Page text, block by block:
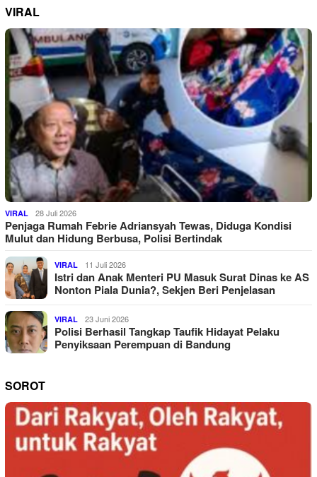
VIRAL
VIRAL 28 Juli 2026
Penjaga Rumah Febrie Adriansyah Tewas, Diduga Kondisi
Mulut dan Hidung Berbusa, Polisi Bertindak
VIRAL 11 Juli 2026
Istri dan Anak Menteri PU Masuk Surat Dinas ke AS
Nonton Piala Dunia?, Sekjen Beri Penjelasan
VIRAL 23 Juni 2026
Polisi Berhasil Tangkap Taufik Hidayat Pelaku
Penyiksaan Perempuan di Bandung
SOROT